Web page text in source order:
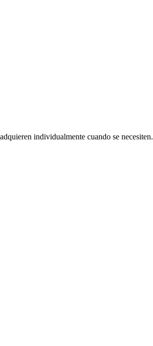
individualmente cuando se necesiten.